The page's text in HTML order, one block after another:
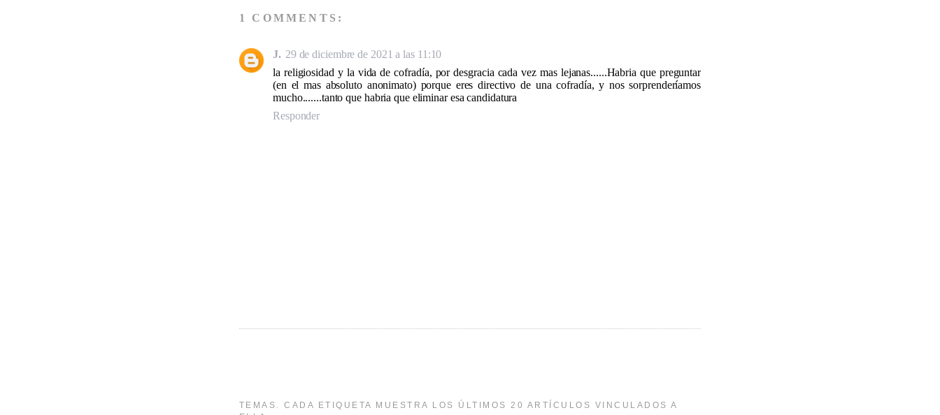
1 COMMENTS:
J. 29 de diciembre de 2021 a las 11:10
la religiosidad y la vida de cofradía, por desgracia cada vez mas lejanas......Habria que preguntar
(en el mas absoluto anonimato) porque eres directivo de una cofradía, y nos sorprenderíamos
mucho.......tanto que habria que eliminar esa candidatura
Responder
TEMAS. CADA ETIQUETA MUESTRA LOS ÚLTIMOS 20 ARTÍCULOS VINCULADOS A